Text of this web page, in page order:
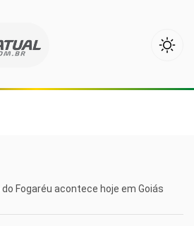
Fogaréu acontece hoje em Goiás